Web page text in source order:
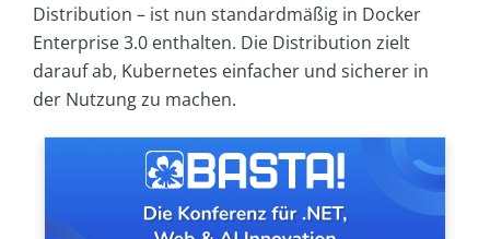
Distribution – ist nun standardmäßig in Docker
Enterprise 3.0 enthalten. Die Distribution zielt
darauf ab, Kubernetes einfacher und sicherer in
der Nutzung zu machen.